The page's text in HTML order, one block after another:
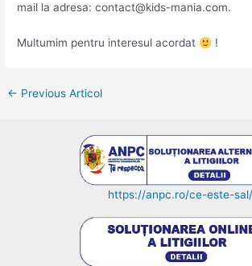
mail la adresa: contact@kids-mania.com.
Multumim pentru interesul acordat !
Post
← Previous Articol
https://anpc.ro/ce-este-sal/